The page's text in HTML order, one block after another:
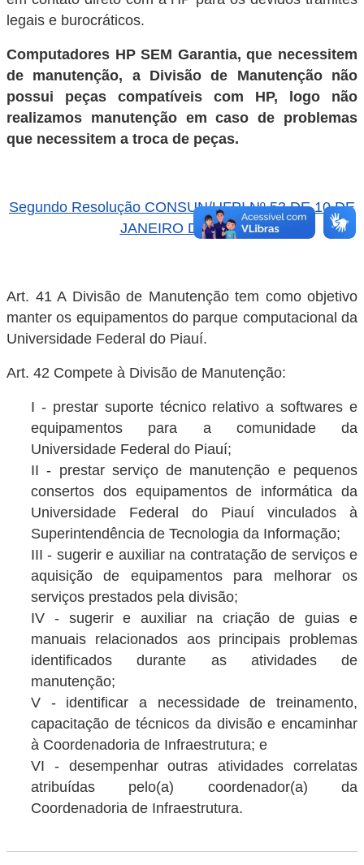
legais e burocráticos.
Computadores HP SEM Garantia, que necessitem
de manutenção, a Divisão de Manutenção não
possui peças compatíveis com HP, logo não
realizamos manutenção em caso de problemas
que necessitem a troca de peças.
Segundo Resolução CONSUN/UFPI Nº 53 DE 10 DE
JANEIRO DE 2022
Art. 41 A Divisão de Manutenção tem como objetivo
manter os equipamentos do parque computacional da
Universidade Federal do Piauí.
Art. 42 Compete à Divisão de Manutenção:
I - prestar suporte técnico relativo a softwares e
equipamentos para a comunidade da
Universidade Federal do Piauí;
II - prestar serviço de manutenção e pequenos
consertos dos equipamentos de informática da
Universidade Federal do Piauí vinculados à
Superintendência de Tecnologia da Informação;
III - sugerir e auxiliar na contratação de serviços e
aquisição de equipamentos para melhorar os
serviços prestados pela divisão;
IV - sugerir e auxiliar na criação de guias e
manuais relacionados aos principais problemas
identificados durante as atividades de
manutenção;
V - identificar a necessidade de treinamento,
capacitação de técnicos da divisão e encaminhar
à Coordenadoria de Infraestrutura; e
VI - desempenhar outras atividades correlatas
atribuídas pelo(a) coordenador(a) da
Coordenadoria de Infraestrutura.